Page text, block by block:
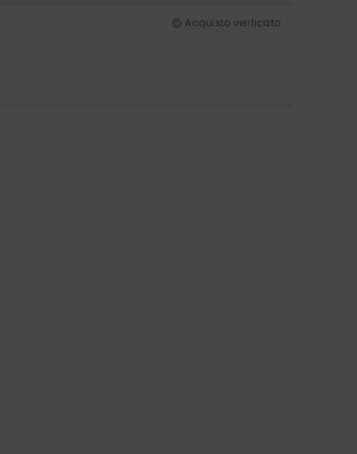
Acquisto verificato